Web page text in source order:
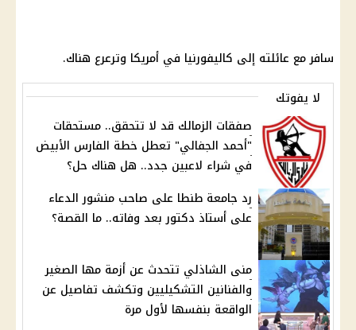
سافر مع عائلته إلى كاليفورنيا في أمريكا وترعرع هناك.
لا يفوتك
صفقات الزمالك قد لا تتحقق.. مستحقات
"أحمد الجفالي" تعطل خطة الفارس الأبيض
في شراء لاعبين جدد.. هل هناك حل؟
رد جامعة طنطا على صاحب منشور الدعاء
على أستاذ دكتور بعد وفاته.. ما القصة؟
منى الشاذلي تتحدث عن أزمة مها الصغير
والفنانين التشكيليين وتكشف تفاصيل عن
الواقعة بنفسها لأول مرة